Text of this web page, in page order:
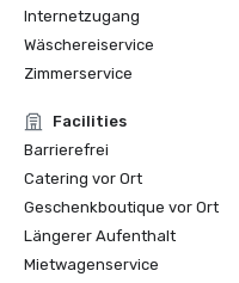
Internetzugang
Wäschereiservice
Zimmerservice
Facilities
Barrierefrei
Catering vor Ort
Geschenkboutique vor Ort
Längerer Aufenthalt
Mietwagenservice